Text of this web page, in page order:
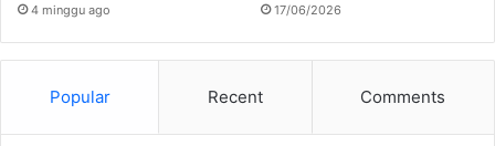
4 minggu ago 17/06/2026
Popular Recent Comments